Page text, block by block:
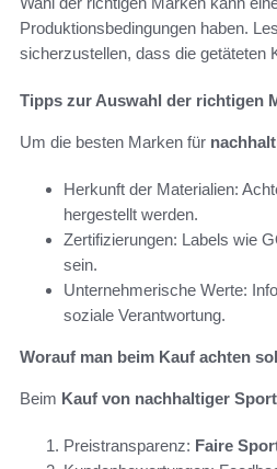
Produktionsbedingungen haben.
sicherzustellen, dass die getäteten
Tipps zur Auswahl der richtigen
Um die besten Marken für
Herkunft der Materialien:
hergestellt werden.
Zertifizierungen: Labels wie
sein.
Unternehmerische Werte:
soziale Verantwortung.
Worauf man beim Kauf achten
Beim Kauf von nachhaltiger
Preistransparenz: Faire